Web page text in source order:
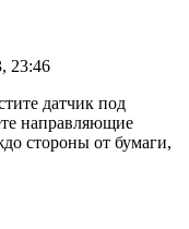
23:46
датчик под
направляющие
стороны от бумаги,